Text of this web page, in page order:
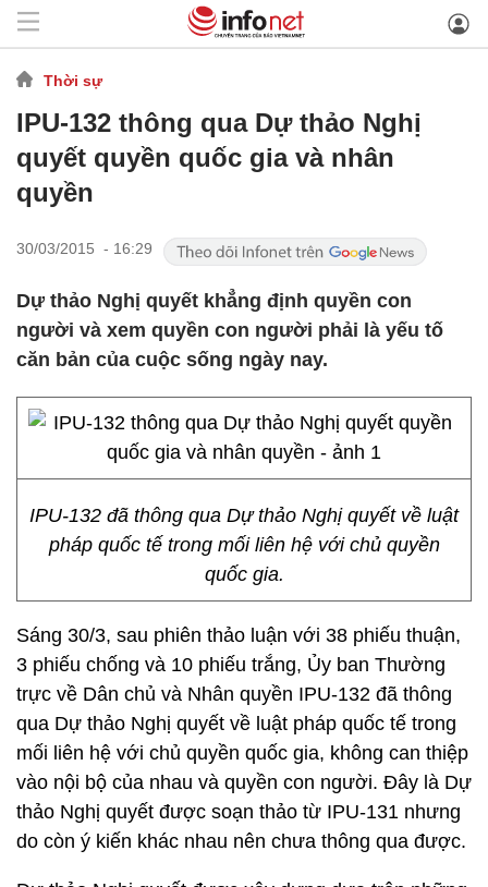
Thời sự
IPU-132 thông qua Dự thảo Nghị
quyết quyền quốc gia và nhân
quyền
30/03/2015 - 16:29
Dự thảo Nghị quyết khẳng định quyền con
người và xem quyền con người phải là yếu tố
căn bản của cuộc sống ngày nay.
IPU-132 đã thông qua Dự thảo Nghị quyết về luật
pháp quốc tế trong mối liên hệ với chủ quyền
quốc gia.
Sáng 30/3, sau phiên thảo luận với 38 phiếu thuận,
3 phiếu chống và 10 phiếu trắng, Ủy ban Thường
trực về Dân chủ và Nhân quyền IPU-132 đã thông
qua Dự thảo Nghị quyết về luật pháp quốc tế trong
mối liên hệ với chủ quyền quốc gia, không can thiệp
vào nội bộ của nhau và quyền con người. Đây là Dự
thảo Nghị quyết được soạn thảo từ IPU-131 nhưng
do còn ý kiến khác nhau nên chưa thông qua được.